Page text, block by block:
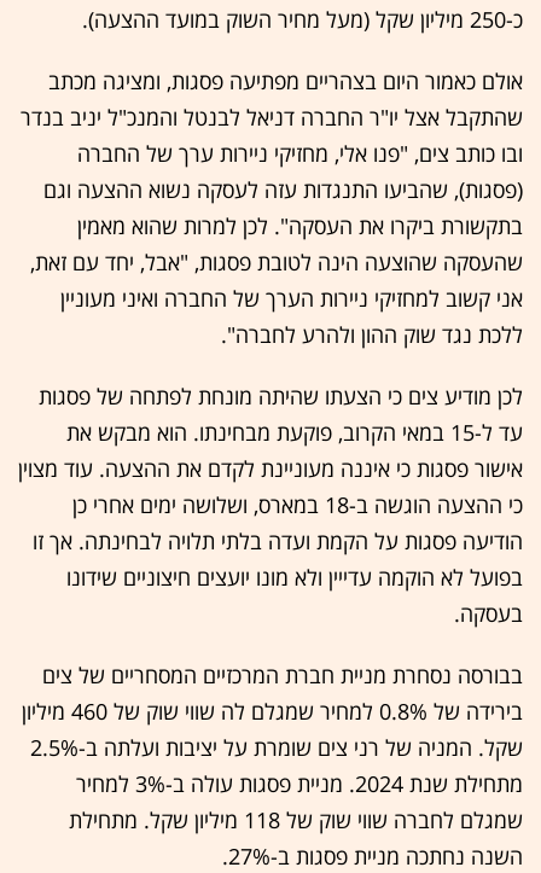
כ-250 מיליון שקל (מעל מחיר השוק במועד ההצעה).
אולם כאמור היום בצהריים מפתיעה פסגות, ומציגה מכתב
שהתקבל אצל יו"ר החברה דניאל לבנטל והמנכ"ל יניב בנדר
ובו כותב צים, "פנו אלי, מחזיקי ניירות ערך של החברה
(פסגות), שהביעו התנגדות עזה לעסקה נשוא ההצעה וגם
בתקשורת ביקרו את העסקה". לכן למרות שהוא מאמין
שהעסקה שהוצעה הינה לטובת פסגות, "אבל, יחד עם זאת,
אני קשוב למחזיקי ניירות הערך של החברה ואיני מעוניין
ללכת נגד שוק ההון ולהרע לחברה".
לכן מודיע צים כי הצעתו שהיתה מונחת לפתחה של פסגות
עד ל-15 במאי הקרוב, פוקעת מבחינתו. הוא מבקש את
אישור פסגות כי איננה מעוניינת לקדם את ההצעה. עוד מצוין
כי ההצעה הוגשה ב-18 במארס, ושלושה ימים אחרי כן
הודיעה פסגות על הקמת ועדה בלתי תלויה לבחינתה. אך זו
בפועל לא הוקמה עדייין ולא מונו יועצים חיצוניים שידונו
בעסקה.
בבורסה נסחרת מניית חברת המרכזיים המסחריים של צים
בירידה של 0.8% למחיר שמגלם לה שווי שוק של 460 מיליון
שקל. המניה של רני צים שומרת על יציבות ועלתה ב-2.5%
מתחילת שנת 2024. מניית פסגות עולה ב-3% למחיר
שמגלם לחברה שווי שוק של 118 מיליון שקל. מתחילת
השנה נחתכה מניית פסגות ב-27%.